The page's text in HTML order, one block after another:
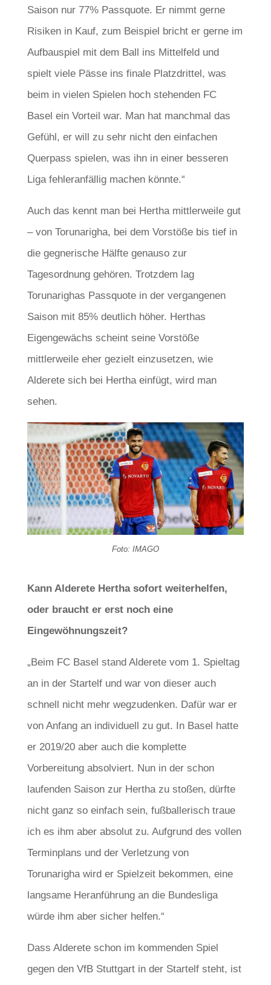
Saison nur 77% Passquote. Er nimmt gerne
Risiken in Kauf, zum Beispiel bricht er gerne im
Aufbauspiel mit dem Ball ins Mittelfeld und
spielt viele Pässe ins finale Platzdrittel, was
beim in vielen Spielen hoch stehenden FC
Basel ein Vorteil war. Man hat manchmal das
Gefühl, er will zu sehr nicht den einfachen
Querpass spielen, was ihn in einer besseren
Liga fehleranfällig machen könnte.“
Auch das kennt man bei Hertha mittlerweile gut
– von Torunarigha, bei dem Vorstöße bis tief in
die gegnerische Hälfte genauso zur
Tagesordnung gehören. Trotzdem lag
Torunarighas Passquote in der vergangenen
Saison mit 85% deutlich höher. Herthas
Eigengewächs scheint seine Vorstöße
mittlerweile eher gezielt einzusetzen, wie
Alderete sich bei Hertha einfügt, wird man
sehen.
Foto: IMAGO
Kann Alderete Hertha sofort weiterhelfen,
oder braucht er erst noch eine
Eingewöhnungszeit?
„Beim FC Basel stand Alderete vom 1. Spieltag
an in der Startelf und war von dieser auch
schnell nicht mehr wegzudenken. Dafür war er
von Anfang an individuell zu gut. In Basel hatte
er 2019/20 aber auch die komplette
Vorbereitung absolviert. Nun in der schon
laufenden Saison zur Hertha zu stoßen, dürfte
nicht ganz so einfach sein, fußballerisch traue
ich es ihm aber absolut zu. Aufgrund des vollen
Terminplans und der Verletzung von
Torunarigha wird er Spielzeit bekommen, eine
langsame Heranführung an die Bundesliga
würde ihm aber sicher helfen.“
Dass Alderete schon im kommenden Spiel
gegen den VfB Stuttgart in der Startelf steht, ist